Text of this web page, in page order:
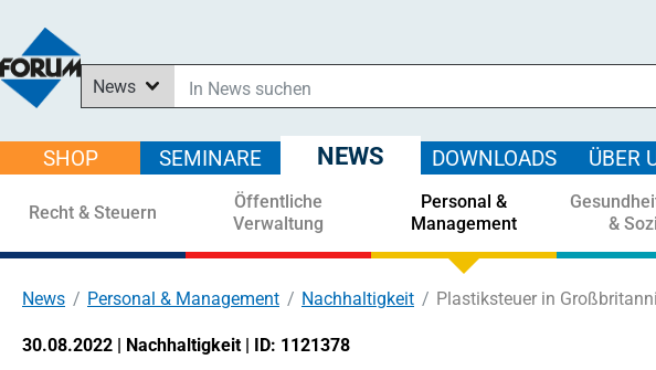
News
In Downloads suchen
Im Shop suchen
In Seminaren suchen
SHOP SEMINARE NEWS DOWNLOADS ÜBER
Recht & Steuern
Öffentliche
Verwaltung
Personal &
Management
&
News Personal & Management Nachhaltigkeit Plastiksteuer in
30.08.2022 | Nachhaltigkeit | ID: 1121378